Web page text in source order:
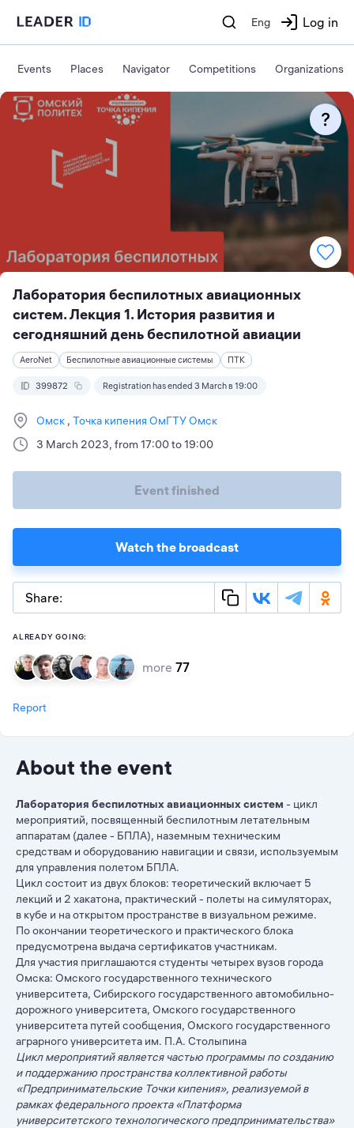
Eng Log in
Events Places Navigator Competitions Organizations
Лаборатория беспилотных авиационных
систем. Лекция 1. История развития и
сегодняшний день беспилотной авиации
AeroNet Беспилотные авиационные системы ПТК
399872 Registration has ended 3 March в 19:00
Омск Точка кипения ОмГТУ Омск
3 March 2023, from 17:00 to 19:00
Event finished
Watch the broadcast
Share:
ALREADY GOING:
more 77
Report
About the event
Лаборатория беспилотных авиационных систем - цикл
мероприятий, посвященный беспилотным летательным
аппаратам (далее - БПЛА), наземным техническим
средствам и оборудованию навигации и связи, используемым
для управления полетом БПЛА.
Цикл состоит из двух блоков: теоретический включает 5
лекций и 2 хакатона, практический - полеты на симуляторах,
в кубе и на открытом пространстве в визуальном режиме.
По окончании теоретического и практического блока
предусмотрена выдача сертификатов участникам.
Для участия приглашаются студенты четырех вузов города
Омска: Омского государственного технического
университета, Сибирского государственного автомобильно-
дорожного университета, Омского государственного
университета путей сообщения, Омского государственного
аграрного университета им. П.А. Столыпина
Цикл мероприятий является частью программы по созданию
и поддержанию пространства коллективной работы
«Предпринимательские Точки кипения», реализуемой в
рамках федерального проекта «Платформа
университетского технологического предпринимательства»